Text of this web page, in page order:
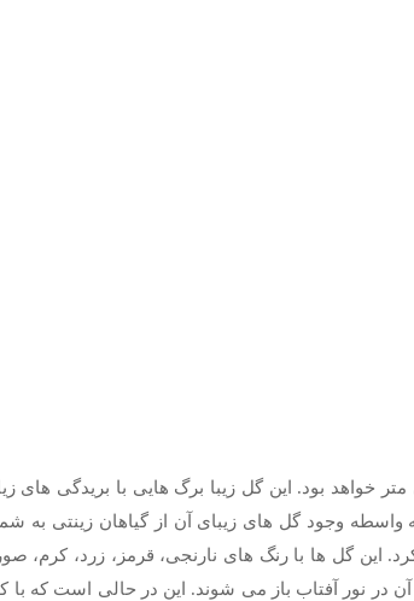
یک ساله به حساب می آید که ارتفاع آن در حدود 30 سانتی متر خواهد بود. این گل
را نیز مشاهده خواهید کرد. این گل ها با رنگ های نارنجی،
در نور آفتاب باز می شوند. این در حالی است که